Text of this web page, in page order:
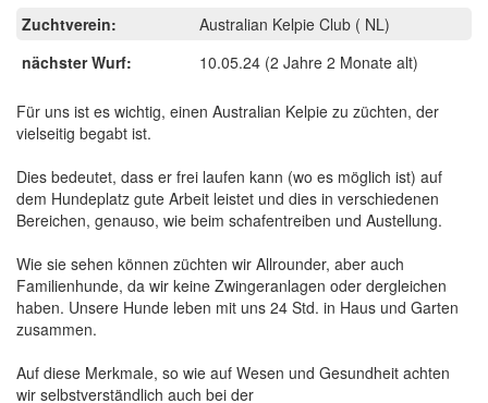
Zuchtverein:
Australian Kelpie Club ( NL)
nächster Wurf:
10.05.24 (2 Jahre 2 Monate alt)
Für uns ist es wichtig, einen Australian Kelpie zu züchten, der
vielseitig begabt ist.
Dies bedeutet, dass er frei laufen kann (wo es möglich ist) auf
dem Hundeplatz gute Arbeit leistet und dies in verschiedenen
Bereichen, genauso, wie beim schafentreiben und Austellung.
Wie sie sehen können züchten wir Allrounder, aber auch
Familienhunde, da wir keine Zwingeranlagen oder dergleichen
haben. Unsere Hunde leben mit uns 24 Std. in Haus und Garten
zusammen.
Auf diese Merkmale, so wie auf Wesen und Gesundheit achten
wir selbstverständlich auch bei der